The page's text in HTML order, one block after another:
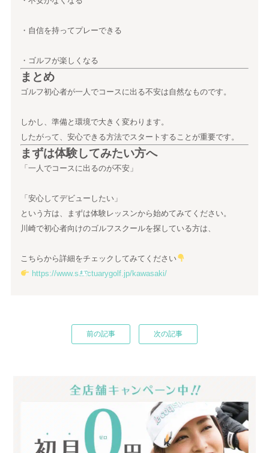
・自信を持ってプレーできる
・ゴルフが楽しくなる
まとめ
ゴルフ初心者が一人でコースに出る不安は自然なものです。
しかし、準備と環境で大きく変わります。
したがって、安心できる方法でスタートすることが重要です。
まずは体験してみたい方へ
「一人でコースに出るのが不安」
「安心してデビューしたい」
という方は、まずは体験レッスンから始めてみてください。
川崎で初心者向けのゴルフスクールを探している方は、
こちらから詳細をチェックしてみてください
https://www.sanctuarygolf.jp/kawasaki/
前の記事 次の記事
まで